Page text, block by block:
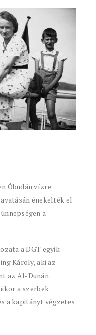
Óbudán vízre
énekelték el
a
a DGT egyik
Károly, aki az
az Al-Dunán
a szerbek
a kapitányt végzetes